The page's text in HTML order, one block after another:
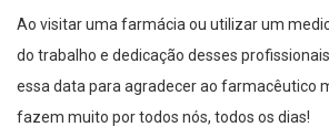
Ao visitar uma farmácia ou utilizar um
do trabalho e dedicação desses
essa data para agradecer ao farmacêutico
fazem muito por todos nós, todos os dias!